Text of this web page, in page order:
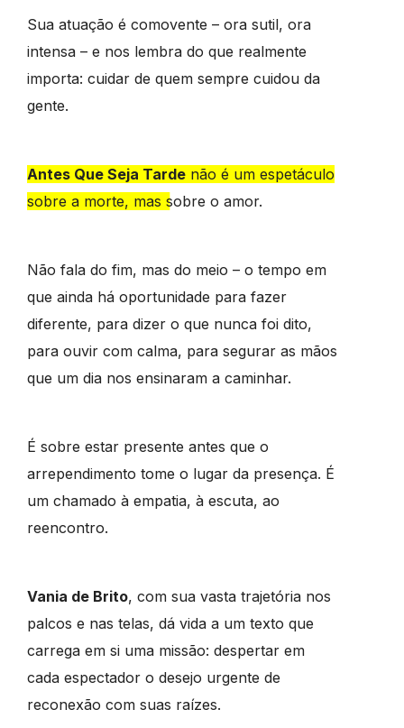
Sua atuação é comovente – ora sutil, ora
intensa – e nos lembra do que realmente
importa: cuidar de quem sempre cuidou da
gente.
Antes Que Seja Tardenão é um espetáculo
sobre a morte, mas sobre o amor.
Não fala do fim, mas do meio – o tempo em
que ainda há oportunidade para fazer
diferente, para dizer o que nunca foi dito,
para ouvir com calma, para segurar as mãos
que um dia nos ensinaram a caminhar.
É sobre estar presente antes que o
arrependimento tome o lugar da presença. É
um chamado à empatia, à escuta, ao
reencontro.
Vania de Brito, com sua vasta trajetória nos
palcos e nas telas, dá vida a um texto que
carrega em si uma missão: despertar em
cada espectador o desejo urgente de
reconexão com suas raízes.